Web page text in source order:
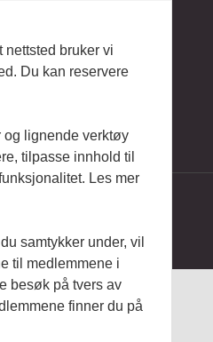
Anmeldt
Hodebry
nettsted bruker vi
Du kan reservere
og lignende verktøy
tilpasse innhold til
Les mer
samtykker under, vil
til medlemmene i
besøk på tvers av
finner du på